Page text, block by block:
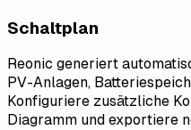
Schaltplan
Reonic generiert
PV-Anlagen,
Konfiguriere zusätzliche
Diagramm und exportiere